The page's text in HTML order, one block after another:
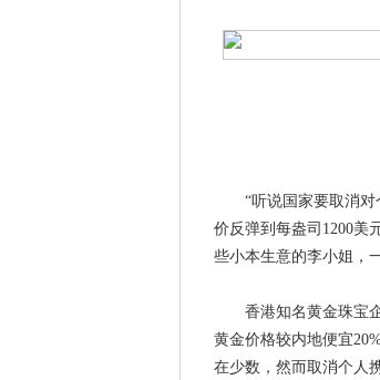
“听说国家要取消对
价反弹到每盎司1200美
些小本生意的李小姐，
香港知名黄金珠宝企
黄金价格较内地便宜
在少数，然而取消个人